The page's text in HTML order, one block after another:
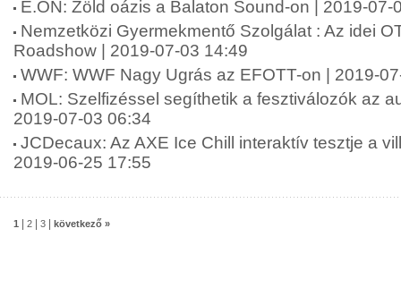
E.ON: Zöld oázis a Balaton Sound-on | 2019-07-
Nemzetközi Gyermekmentő Szolgálat : Az idei
Roadshow | 2019-07-03 14:49
WWF: WWF Nagy Ugrás az EFOTT-on | 2019-
MOL: Szelfizéssel segíthetik a fesztiválozók az
2019-07-03 06:34
JCDecaux: Az AXE Ice Chill interaktív tesztje a
2019-06-25 17:55
1 2 3 következő »